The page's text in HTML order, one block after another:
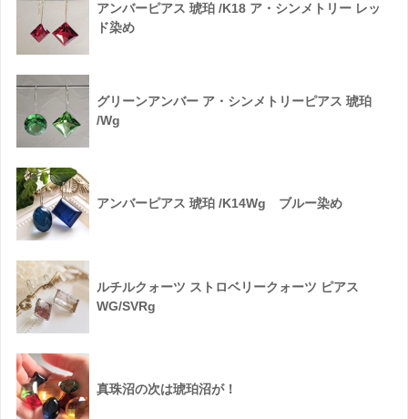
アンバーピアス 琥珀 /K18 ア・シンメトリー レッ
ド染め
グリーンアンバー ア・シンメトリーピアス 琥珀
/Wg
アンバーピアス 琥珀 /K14Wg ブルー染め
ルチルクォーツ ストロベリークォーツ ピアス
WG/SVRg
真珠沼の次は琥珀沼が！